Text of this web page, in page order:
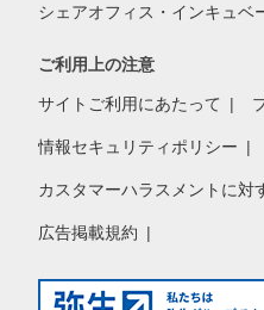
シェアオフィス・インキュベ
ご利用上の注意
サイトご利用にあたって
情報セキュリティポリシー
カスタマーハラスメントに対
広告掲載規約